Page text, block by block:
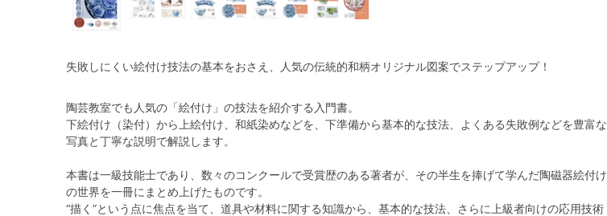
失敗しにくい絵付け技法の基本をおさえ、人気の伝統的和柄オリジナル図案でステップアップ！
陶芸教室でも人気の「絵付け」の技法を紹介する入門書。
下絵付け（染付）から上絵付け、和紙染めなどを、下準備から基本的な技法、よくある失敗例などを豊富な
写真と丁寧な説明で解説します。
本書は一級技能士であり、数々のコンクールで受賞歴のある著者が、その半生を捧げて学んだ陶磁器絵付け
の世界を一冊にまとめ上げたものです。
“描く”という点に焦点を当て、道具や材料に関する知識から、基本的な技法、さらに上級者向けの応用技術